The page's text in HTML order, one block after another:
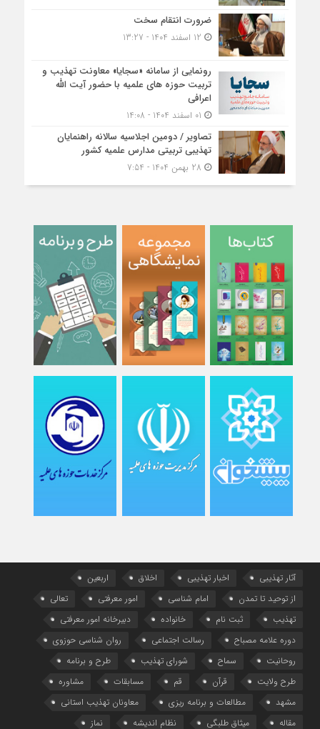
ضرورت انتقام سخت
رونمایی از سامانه «سجایا» معاونت تهذیب و
تربیت حوزه‌ های علمیه با حضور آیت الله
اعرافی
تصاویر / دومین اجلاسیه سالانه راهنمایان
تهذیبی تربیتی مدارس علمیه کشور
آثار تهذیبی اخبار تهذیبی اخلاق
اربعین
از توحید تا تمدن
امام شناسی امور معرفتی
تعالی
تهذیب
ثبت نام خانواده
دبیرخانه امور معرفتی
دوره علامه مصباح
رسالت اجتماعی
روان شناسی حوزوی
روحانیت
سماح شورای تهذیب
طرح و برنامه
طرح ولایت
قرآن قم مسابقات
مشاوره
مشهد
مطالعات و برنامه ریزی
معاونان تهذیب استانی
مقاله
میثاق طلبگی نظام اندیشه نماز